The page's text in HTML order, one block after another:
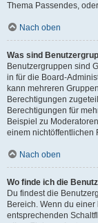
Thema Passendes,
Nach oben
Was sind
Benutzergruppen sind
in für die Board-
kann mehreren
Berechtigungen
Berechtigungen für
Beispiel zu
einem nichtöffentlichen
Nach oben
Wo finde ich die
Du findest die
Bereich. Wenn du
entsprechenden